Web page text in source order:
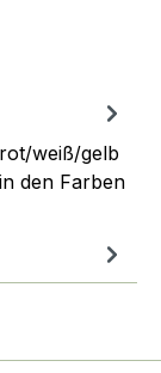
weiß/gelb
den Farben